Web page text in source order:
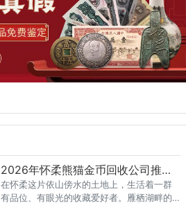
2026年怀柔熊猫金币回收公司推荐 怀柔回收熊猫金币渠道
在怀柔这片依山傍水的土地上，生活着一群
有品位、有眼光的收藏爱好者。雁栖湖畔的